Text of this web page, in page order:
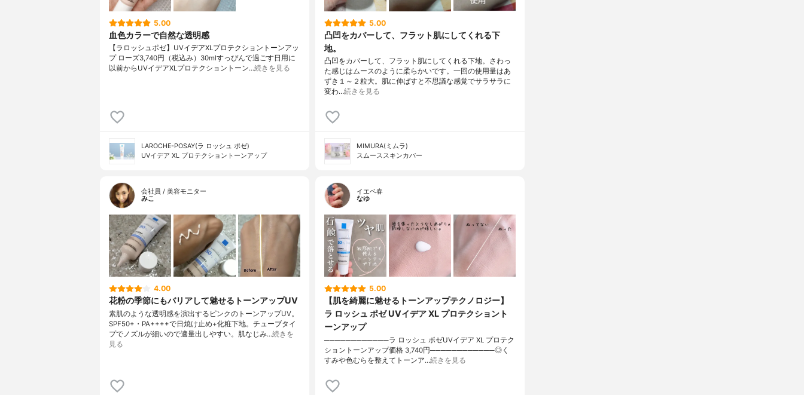
5.00
血色カラーで自然な透明感
【ラロッシュポゼ】UVイデアXLプロテクショントーンアッ
プ ローズ3,740円（税込み）30mlすっぴんで過ごす日用に
以前からUVイデアXLプロテクショントーン…続きを見る
LAROCHE-POSAY(ラ ロッシュ ポゼ)
UVイデア XL プロテクショントーンアップ
5.00
凸凹をカバーして、フラット肌にしてくれる下
地。
凸凹をカバーして、フラット肌にしてくれる下地。さわっ
た感じはムースのように柔らかいです。一回の使用量はあ
ずき１～２粒大。肌に伸ばすと不思議な感覚でサラサラに
変わ…続きを見る
MIMURA(ミムラ)
スムーススキンカバー
会社員 / 美容モニター
みこ
4.00
花粉の季節にもバリアして魅せるトーンアップUV
素肌のような透明感を演出するピンクのトーンアップUV。
SPF50+・PA++++で日焼け止め+化粧下地。チューブタイ
プでノズルが細いので適量出しやすい。肌なじみ…続きを
見る
イエベ春
なゆ
5.00
【肌を綺麗に魅せるトーンアップテクノロジー】
ラ ロッシュ ポゼ UVイデア XL プロテクショント
ーンアップ
────────────ラ ロッシュ ポゼUVイデア XL プロテク
ショントーンアップ価格 3,740円────────────◎く
すみや色むらを整えてトーンア…続きを見る